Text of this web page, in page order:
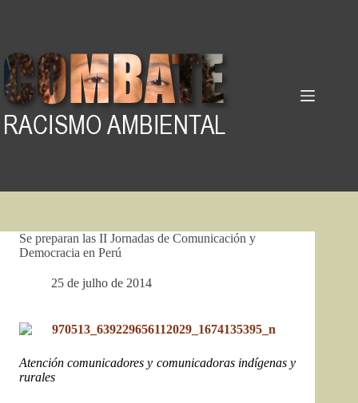
Se preparan las II Jornadas de Comunicación y
Democracia en Perú
25 de julho de 2014
Atención comunicadores y comunicadoras indígenas y
rurales